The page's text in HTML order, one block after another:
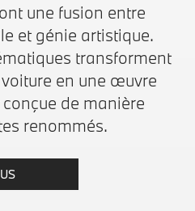
une fusion entre
et génie artistique.
transforment
en une œuvre
de manière
renommés.